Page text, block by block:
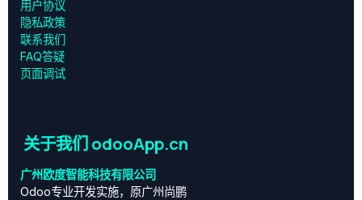
用户协议
‎隐私政策‎
联系我们
FAQ答疑
页面调试
关于我们 odooApp.cn
广州欧度智能科技有限公司
Odoo专业开发实施，原广州尚鹏